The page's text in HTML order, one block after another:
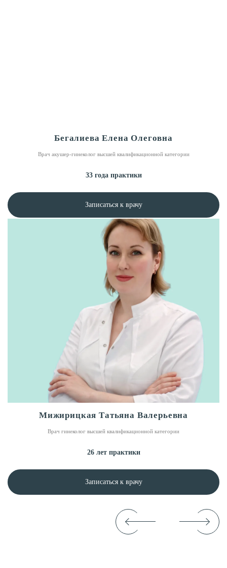
Бегалиева Елена Олеговна
Врач акушер-гинеколог высшей квалификационной категории
33 года практики
Записаться к врачу
Мижирицкая Татьяна Валерьевна
Врач гинеколог высшей квалификационной категории
26 лет практики
Записаться к врачу